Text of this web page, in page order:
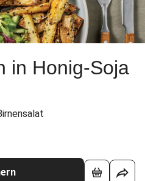
in Honig-Soja